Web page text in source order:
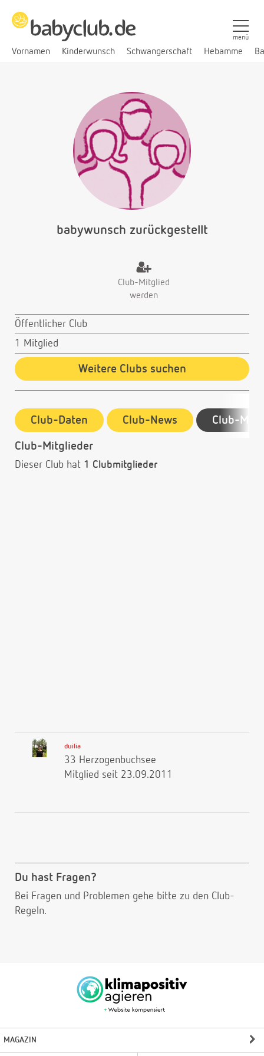
Vornamen Kinderwunsch Schwangerschaft Hebamme
menü
babywunsch zurückgestellt
Club-Mitglied
werden
Öffentlicher Club
1 Mitglied
Weitere Clubs suchen
Club-Daten Club-News Club-
Club-Mitglieder
Dieser Club hat 1 Clubmitglieder
duilia
33 Herzogenbuchsee
Mitglied seit 23.09.2011
Du hast Fragen?
Bei Fragen und Problemen gehe bitte zu den Club-
Regeln.
MAGAZIN